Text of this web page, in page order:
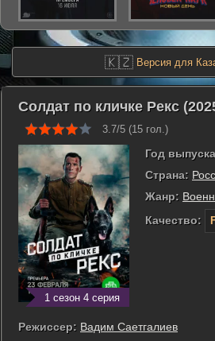
🇰🇿 Версия для
Солдат по кличке Рекс
3.7/5 (15 гол.)
1 сезон 4 серия
Год
Страна:
Жанр:
Качество:
Режиссер: Вадим Саетгалиев